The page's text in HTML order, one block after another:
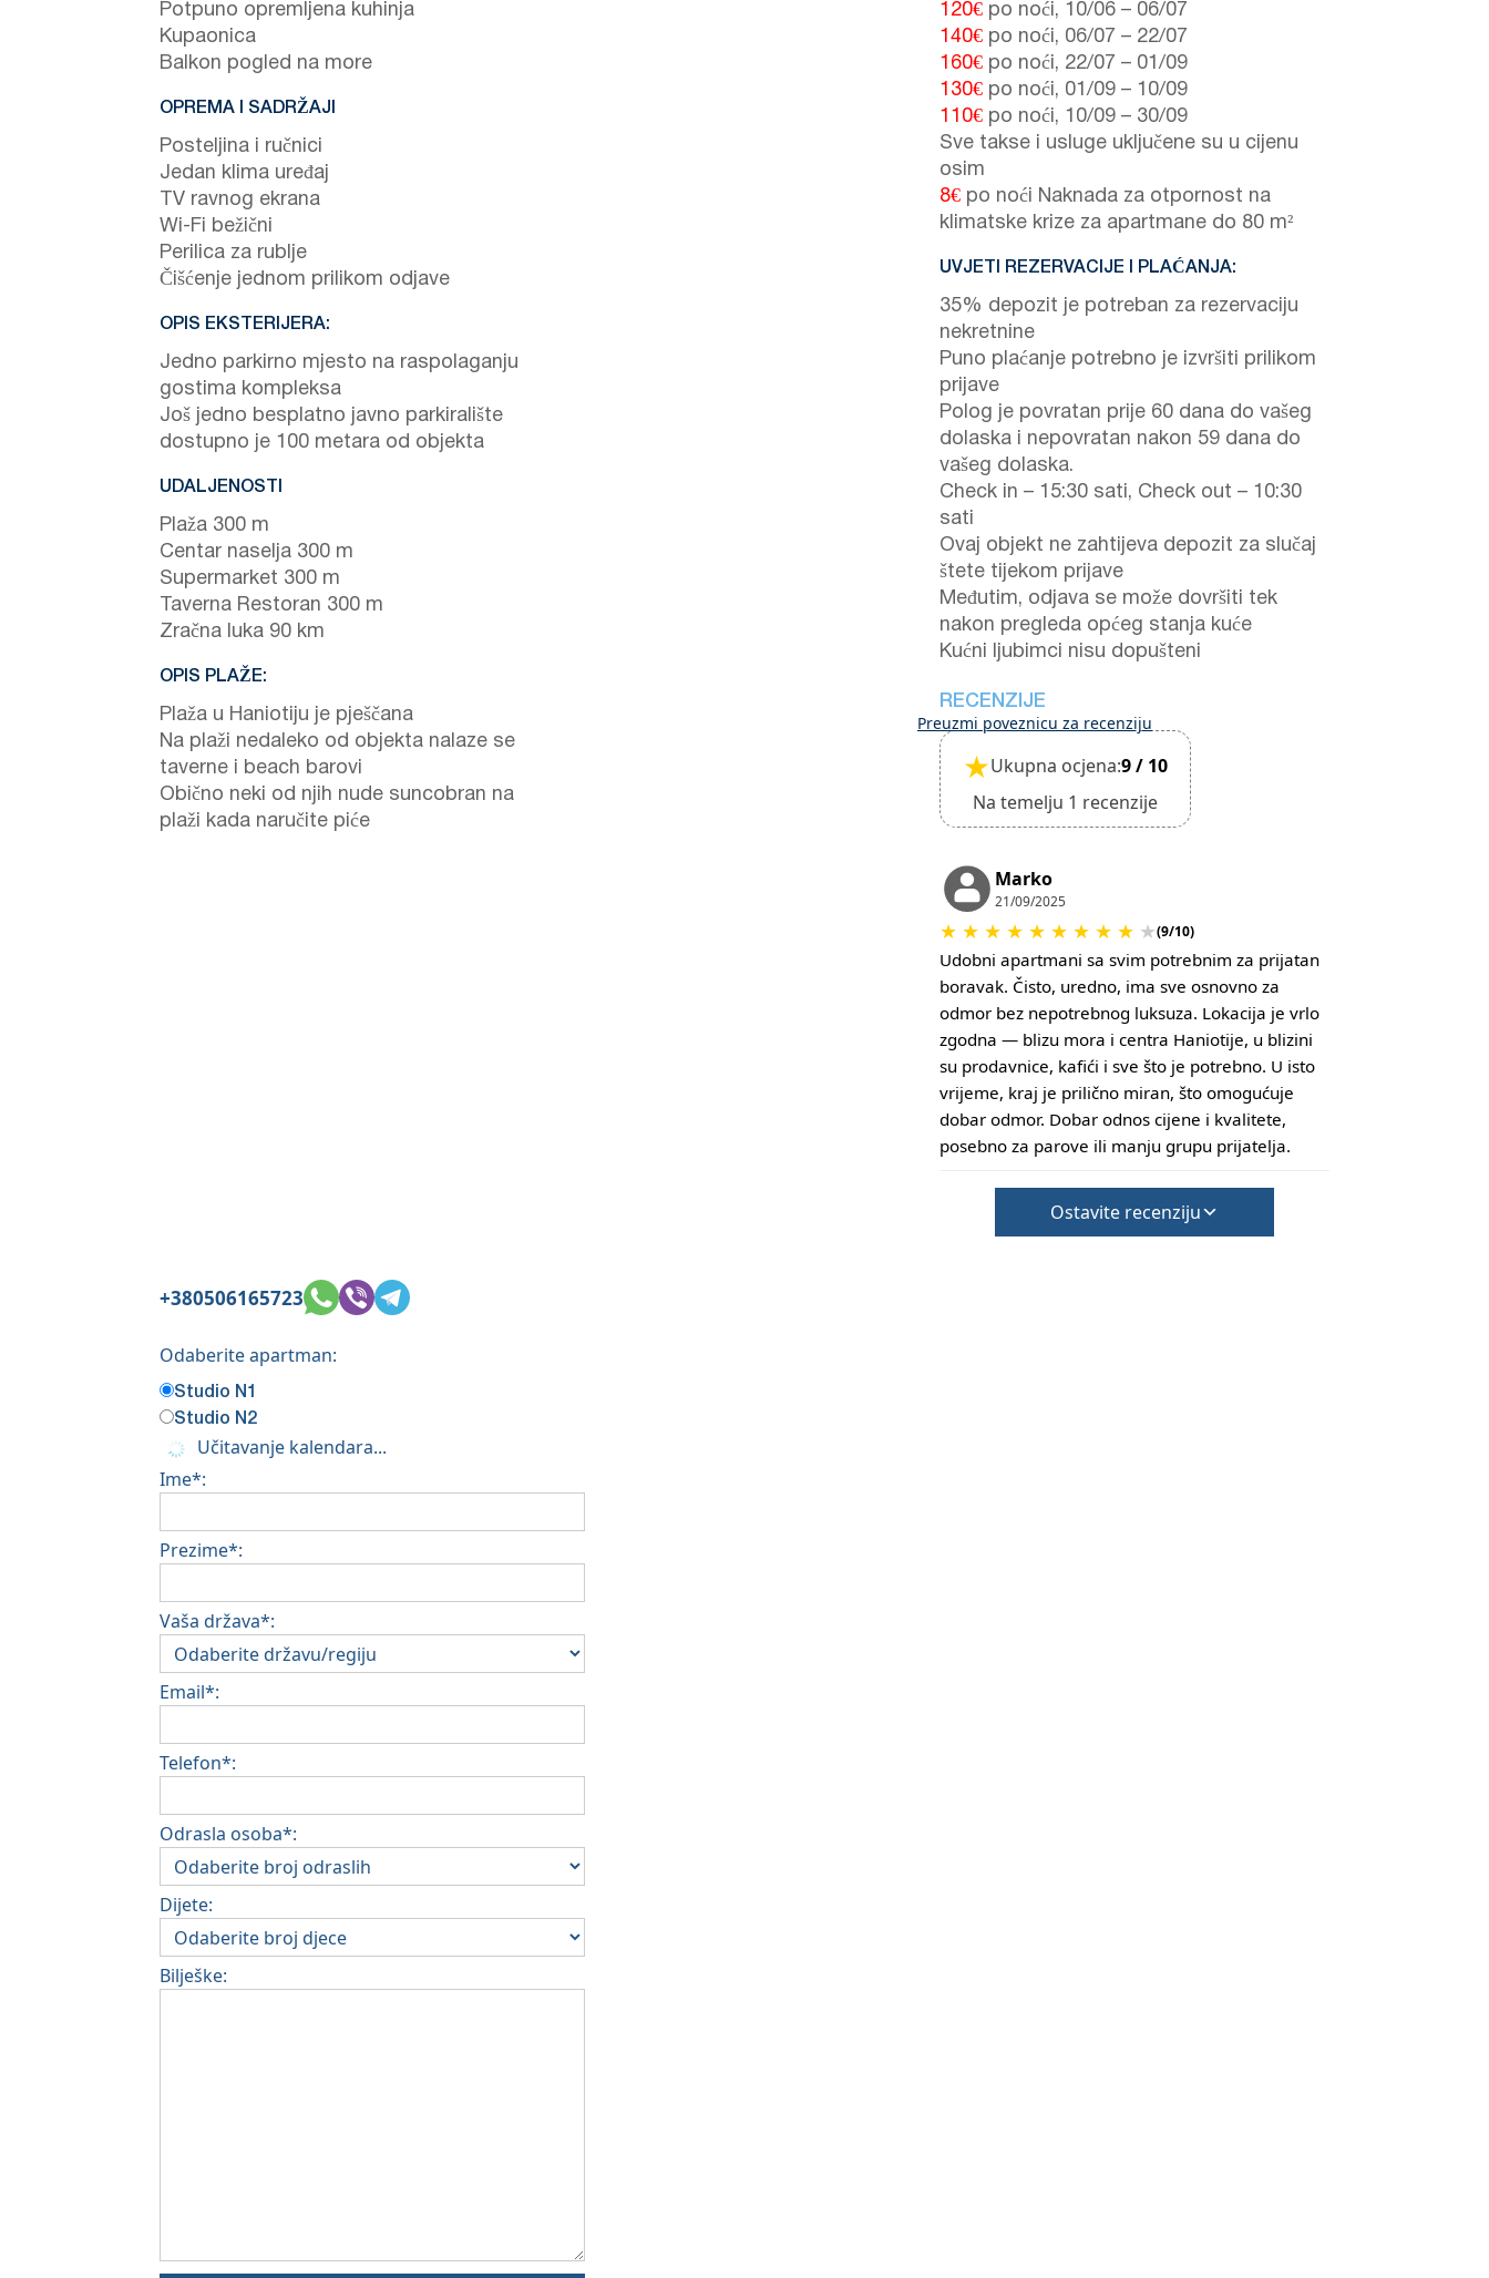
Potpuno opremljena kuhinja
Kupaonica
Balkon pogled na more
OPREMA I SADRŽAJI
Posteljina i ručnici
Jedan klima uređaj
TV ravnog ekrana
Wi-Fi bežični
Perilica za rublje
Čišćenje jednom prilikom odjave
OPIS EKSTERIJERA:
Jedno parkirno mjesto na raspolaganju
gostima kompleksa
Još jedno besplatno javno parkiralište
dostupno je 100 metara od objekta
UDALJENOSTI
Plaža 300 m
Centar naselja 300 m
Supermarket 300 m
Taverna Restoran 300 m
Zračna luka 90 km
OPIS PLAŽE:
Plaža u Haniotiju je pješčana
Na plaži nedaleko od objekta nalaze se
taverne i beach barovi
Obično neki od njih nude suncobran na
plaži kada naručite piće
120€ po noći, 10/06 – 06/07
140€ po noći, 06/07 – 22/07
160€ po noći, 22/07 – 01/09
130€ po noći, 01/09 – 10/09
110€ po noći, 10/09 – 30/09
Sve takse i usluge uključene su u cijenu
osim
8€ po noći Naknada za otpornost na
klimatske krize za apartmane do 80 m²
UVJETI REZERVACIJE I PLAĆANJA:
35% depozit je potreban za rezervaciju
nekretnine
Puno plaćanje potrebno je izvršiti prilikom
prijave
Polog je povratan prije 60 dana do vašeg
dolaska i nepovratan nakon 59 dana do
vašeg dolaska.
Check in – 15:30 sati, Check out – 10:30
sati
Ovaj objekt ne zahtijeva depozit za slučaj
štete tijekom prijave
Međutim, odjava se može dovršiti tek
nakon pregleda općeg stanja kuće
Kućni ljubimci nisu dopušteni
RECENZIJE
Preuzmi poveznicu za recenziju
★Ukupna ocjena:9 / 10
Na temelju 1 recenzije
Marko
21/09/2025
★ ★ ★ ★ ★ ★ ★ ★ ★ ★(9/10)
Udobni apartmani sa svim potrebnim za prijatan
boravak. Čisto, uredno, ima sve osnovno za
odmor bez nepotrebnog luksuza. Lokacija je vrlo
zgodna — blizu mora i centra Haniotije, u blizini
su prodavnice, kafići i sve što je potrebno. U isto
vrijeme, kraj je prilično miran, što omogućuje
dobar odmor. Dobar odnos cijene i kvalitete,
posebno za parove ili manju grupu prijatelja.
Ostavite recenziju
+380506165723
Odaberite apartman:
Studio N1
Studio N2
Učitavanje kalendara...
Ime*:
Prezime*:
Vaša država*:
Email*:
Telefon*:
Odrasla osoba*:
Dijete:
Bilješke: